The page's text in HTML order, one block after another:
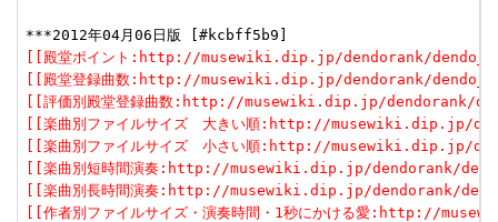
[[殿堂ポイント:http://musewiki.dip.jp/dendorank/
[[殿堂登録曲数:http://musewiki.dip.jp/dendorank/
[[評価別殿堂登録曲数:http://musewiki.dip.jp/dendorank/
[[楽曲別ファイルサイズ　大きい順:http://musewiki.dip.jp/
[[楽曲別ファイルサイズ　小さい順:http://musewiki.dip.jp/
[[楽曲別短時間演奏:http://musewiki.dip.jp/dendorank/
[[楽曲別長時間演奏:http://musewiki.dip.jp/dendorank/
[[作者別ファイルサイズ・演奏時間・1秒にかける愛:http://